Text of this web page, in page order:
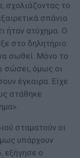
σχολιάζοντας το
σπάνια
ήταν ατύχημα. Ο
στο δηλητήριο.
σωθεί. Μόνο το
σώσει, όμως οι
έγκαιρα. Είχε
στάθηκε
σταματούν οι
υπάρχουν
εξήγησε ο